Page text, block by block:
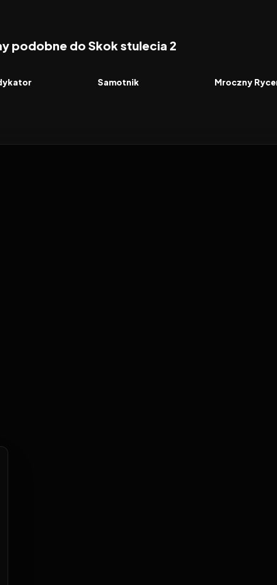
podobne do Skok stulecia 2
FILM
Samotnik FILM
Mroczny